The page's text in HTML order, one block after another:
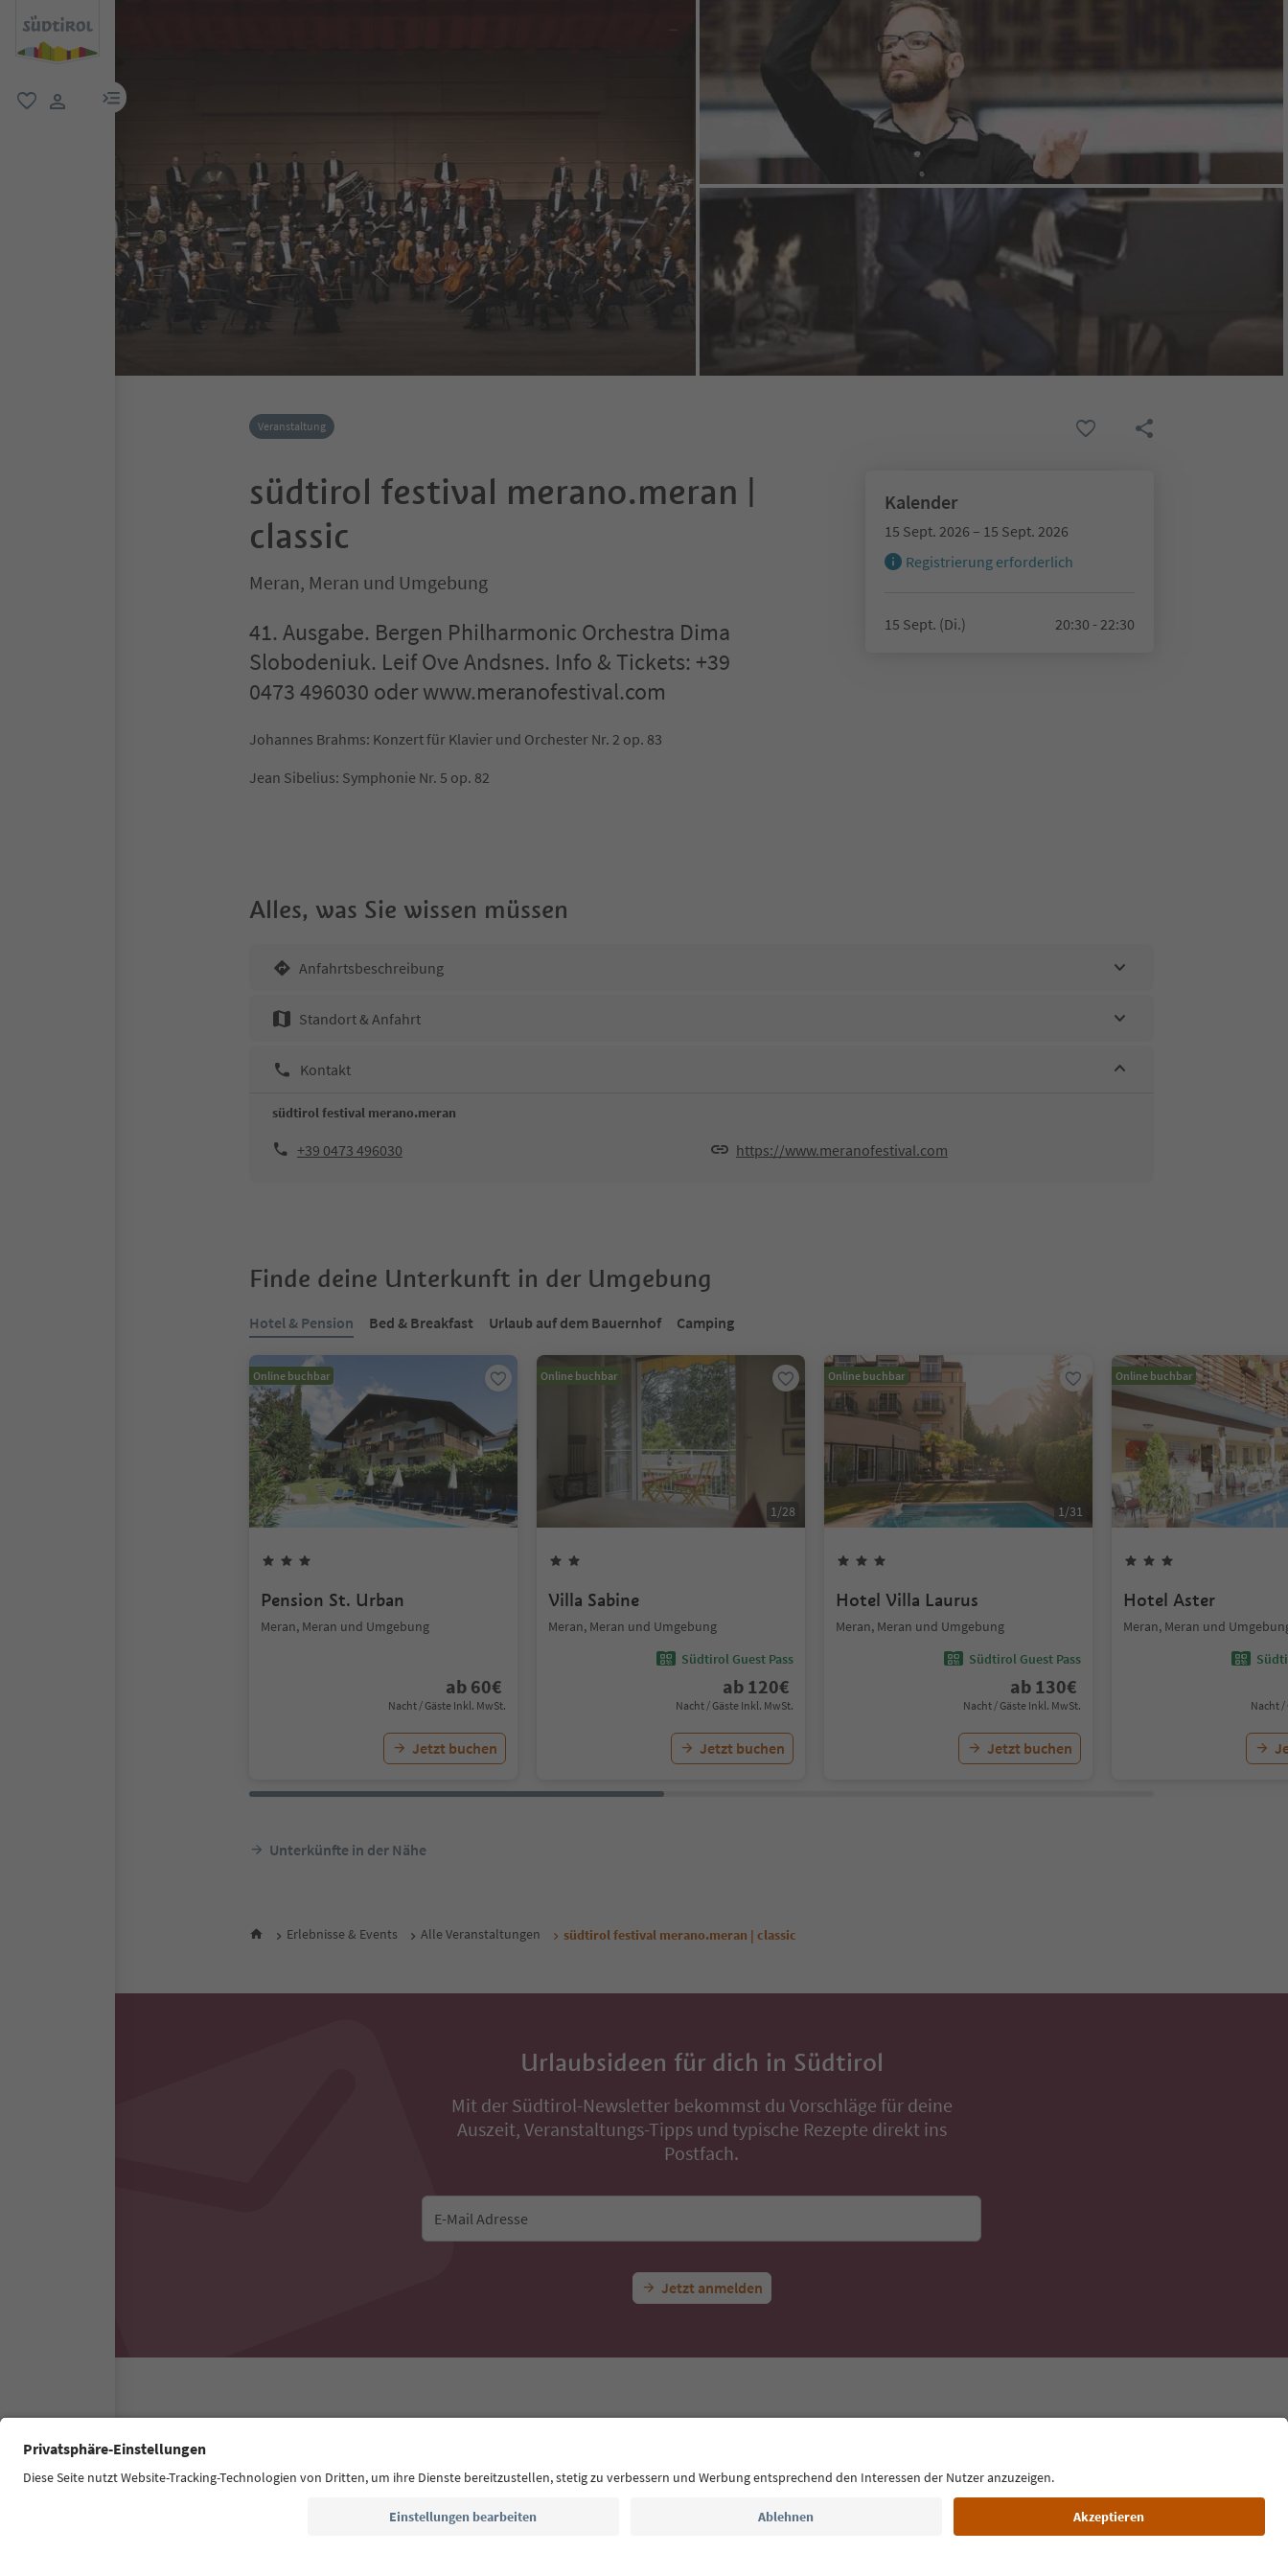
menu link
Veranstaltung
südtirol festival merano.meran |
classic
Meran, Meran und Umgebung
41. Ausgabe. Bergen Philharmonic Orchestra Dima
Slobodeniuk. Leif Ove Andsnes. Info & Tickets: +39
0473 496030 oder www.meranofestival.com
Johannes Brahms: Konzert für Klavier und Orchester Nr. 2 op. 83
Jean Sibelius: Symphonie Nr. 5 op. 82
Kalender
15 Sept. 2026 – 15 Sept. 2026
Registrierung erforderlich
15 Sept. (Di.) 20:30 - 22:30
Alles, was Sie wissen müssen
Anfahrtsbeschreibung
Standort & Anfahrt
Kontakt
südtirol festival merano.meran
+39 0473 496030 https://www.meranofestival.com
Finde deine Unterkunft in der Umgebung
Hotel & Pension Bed & Breakfast Urlaub auf dem Bauernhof Camping
Online buchbar
Pension St. Urban
Meran, Meran und Umgebung
ab 60€
Nacht / Gäste Inkl. MwSt.
Jetzt buchen
Online buchbar
1/28
Villa Sabine
Meran, Meran und Umgebung
Südtirol Guest Pass
ab 120€
Nacht / Gäste Inkl. MwSt.
Jetzt buchen
Online buchbar
1/31
Hotel Villa Laurus
Meran, Meran und Umgebung
Südtirol Guest Pass
ab 130€
Nacht / Gäste Inkl. MwSt.
Jetzt buchen
Online buchbar
Hotel Aster
Meran, Meran und
Nacht /
Unterkünfte in der Nähe
Erlebnisse & Events Alle Veranstaltungen südtirol festival merano.meran | classic
Urlaubsideen für dich in Südtirol
Mit der Südtirol-Newsletter bekommst du Vorschläge für deine
Auszeit, Veranstaltungs-Tipps und typische Rezepte direkt ins
Postfach.
E-Mail Adresse
Jetzt anmelden